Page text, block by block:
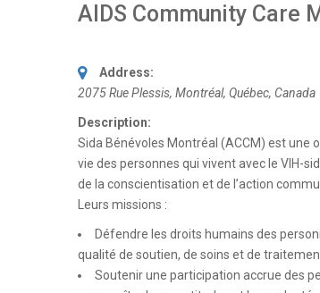
AIDS Community Care
Address:
2075 Rue Plessis, Montréal, Québec, Canada
Description:
Sida Bénévoles Montréal (ACCM) est une
vie des personnes qui vivent avec le VIH-
de la conscientisation et de l’action
Leurs missions :
Défendre les droits humains des
qualité de soutien, de soins et de
Soutenir une participation accrue des